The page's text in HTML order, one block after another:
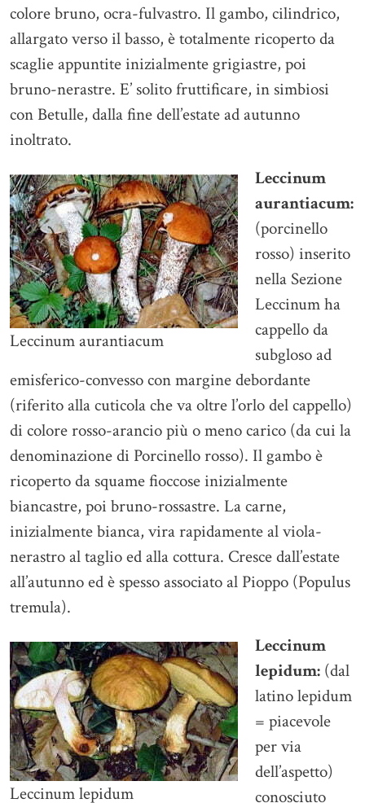
colore bruno, ocra-fulvastro. Il gambo, cilindrico,
allargato verso il basso, è totalmente ricoperto da
scaglie appuntite inizialmente grigiastre, poi
bruno-nerastre. E’ solito fruttificare, in simbiosi
con Betulle, dalla fine dell’estate ad autunno
inoltrato.
Leccinum aurantiacum
Leccinum
aurantiacum:
(porcinello
rosso) inserito
nella Sezione
Leccinum ha
cappello da
subgloso ad
emisferico-convesso con margine debordante
(riferito alla cuticola che va oltre l’orlo del cappello)
di colore rosso-arancio più o meno carico (da cui la
denominazione di Porcinello rosso). Il gambo è
ricoperto da squame fioccose inizialmente
biancastre, poi bruno-rossastre. La carne,
inizialmente bianca, vira rapidamente al viola-
nerastro al taglio ed alla cottura. Cresce dall’estate
all’autunno ed è spesso associato al Pioppo (Populus
tremula).
Leccinum lepidum
Leccinum
lepidum: (dal
latino lepidum
= piacevole
per via
dell’aspetto)
conosciuto